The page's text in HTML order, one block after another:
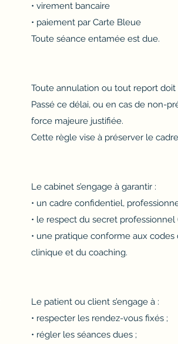
• virement bancaire
• paiement par Carte Bleue
Toute séance entamée est due.
Toute annulation ou tout report doit
Passé ce délai, ou en cas de non-
force majeure justifiée.
Cette règle vise à préserver le
Le cabinet s’engage à garantir :
• un cadre confidentiel,
• le respect du secret
• une pratique conforme aux
clinique et du coaching.
Le patient ou client s’engage à :
• respecter les rendez-vous fixés ;
• régler les séances dues ;